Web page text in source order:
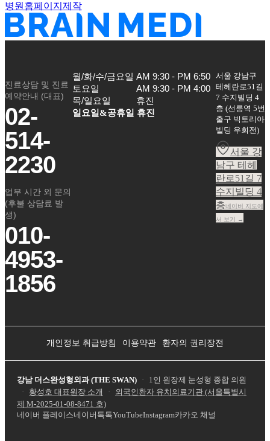
병원홈페이지제작
진료상담 및 진료
예약안내 (대표)
02-
514-
2230
업무 시간 외 문의
(후불 상담료 발
생)
010-
4953-
1856
월/화/수/금요일
토요일
목/일요일
AM 9:30 - PM 6:50
AM 9:30 - PM 4:00
휴진
일요일&공휴일 휴진
서울 강남구
테헤란로51길
7 수지빌딩 4
층 (선릉역 5번
출구 빅토리아
빌딩 우회전)
서울 강
남구 테헤
란로51길 7
수지빌딩 4
층네이버 지도에
서 보기 →
개인정보 취급방침 이용약관 환자의 권리장전
강남 더스완성형외과 (THE SWAN) ·
1인 원장제 눈성형 종합 의원
·
황성호 대표원장 소개 ·
외국인환자 유치의료기관 (서울특별시
제 M-2025-01-08-8471 호)
네이버 플레이스네이버톡톡YouTubeInstagram카카오 채널